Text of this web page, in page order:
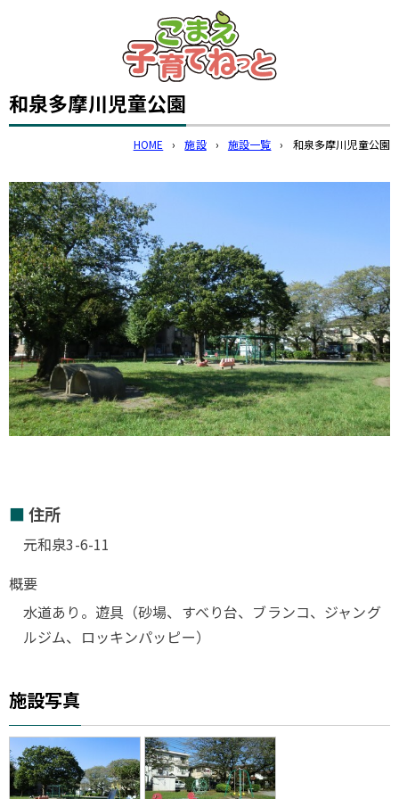
このページの本文へ
和泉多摩川児童公園
HOME › 施設 › 施設一覧 › 和泉多摩川児童公園
住所
元和泉3-6-11
概要
水道あり。遊具（砂場、すべり台、ブランコ、ジャング
ルジム、ロッキンパッピー）
施設写真